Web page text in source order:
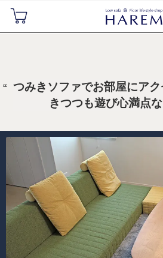
つみきソファでお部屋にア
きつつも遊び心満点